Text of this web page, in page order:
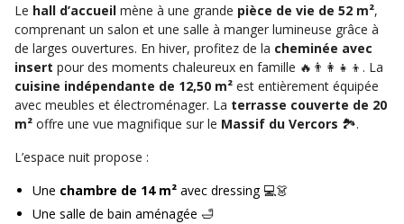
Le hall d’accueil mène à une grande pièce de vie de 52 m²,
comprenant un salon et une salle à manger lumineuse grâce à
de larges ouvertures. En hiver, profitez de la cheminée avec
insert pour des moments chaleureux en famille 🔥👨‍👩‍👧‍👦. La
cuisine indépendante de 12,50 m² est entièrement équipée
avec meubles et électroménager. La terrasse couverte de 20
m² offre une vue magnifique sur le Massif du Vercors 🏞️.
L’espace nuit propose :
Une chambre de 14 m² avec dressing 💻👗
Une salle de bain aménagée 🛁